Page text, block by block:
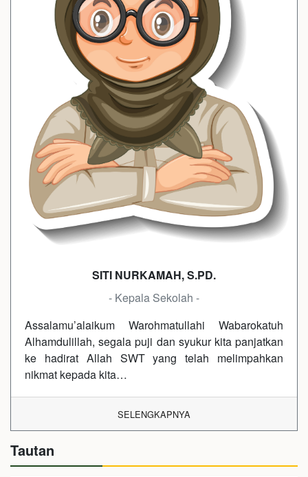
SITI NURKAMAH, S.PD.
- Kepala Sekolah -
Assalamu’alaikum Warohmatullahi Wabarokatuh
Alhamdulillah, segala puji dan syukur kita panjatkan
ke hadirat Allah SWT yang telah melimpahkan
nikmat kepada kita…
SELENGKAPNYA
Tautan